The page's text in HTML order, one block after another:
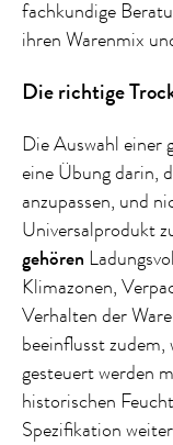
fachkundige
ihren Warenmix
Die richtige
Die Auswahl einer
eine Übung darin,
anzupassen, und
Universalprodukt
gehören
Klimazonen,
Verhalten der
beeinflusst
gesteuert werden
historischen
Spezifikation